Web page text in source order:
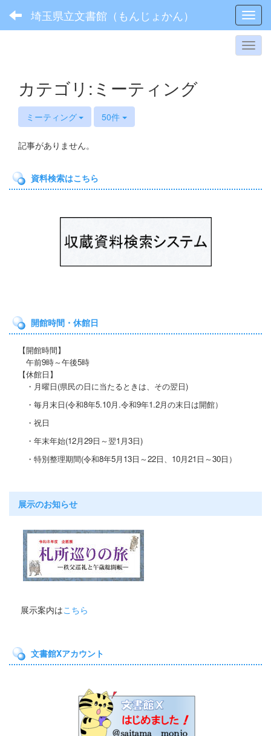
埼玉県立文書館（もんじょかん）
カテゴリ:ミーティング
ミーティング 50件
記事がありません。
資料検索はこちら
開館時間・休館日
【開館時間】
午前9時～午後5時
【休館日】
・月曜日(県民の日に当たると きは、その翌日)
・毎月末日(令和8年5.10月.令和9年1.2月の末日は開館）
・祝日
・年末年始(12月29日～翌1月3日)
・特別整理期間(令和8年5月13日～22日、10月21 日～30日）
展示のお知らせ
展示案内はこちら
文書館Xアカウント